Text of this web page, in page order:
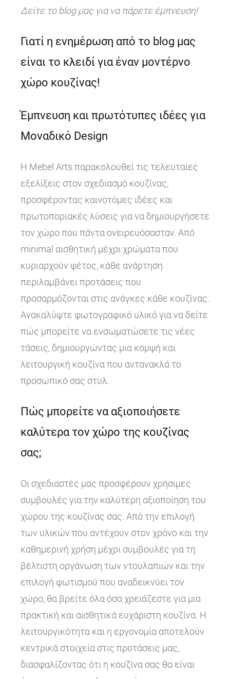
Δείτε το blog μας για να πάρετε έμπνευση!
Γιατί η ενημέρωση από το blog μας
είναι το κλειδί για έναν μοντέρνο
χώρο κουζίνας!
Έμπνευση και πρωτότυπες ιδέες για
Μοναδικό Design
Η Mebel Arts παρακολουθεί τις τελευταίες
εξελίξεις στον σχεδιασμό κουζίνας,
προσφέροντας καινοτόμες ιδέες και
πρωτοποριακές λύσεις για να δημιουργήσετε
τον χώρο που πάντα ονειρευόσασταν. Από
minimal αισθητική μέχρι χρώματα που
κυριαρχούν φέτος, κάθε ανάρτηση
περιλαμβάνει προτάσεις που
προσαρμόζονται στις ανάγκες κάθε κουζίνας.
Ανακαλύψτε φωτογραφικό υλικό για να δείτε
πώς μπορείτε να ενσωματώσετε τις νέες
τάσεις, δημιουργώντας μια κομψή και
λειτουργική κουζίνα που αντανακλά το
προσωπικό σας στυλ.
Πώς μπορείτε να αξιοποιήσετε
καλύτερα τον χώρο της κουζίνας
σας;
Οι σχεδιαστές μας προσφέρουν χρήσιμες
συμβουλές για την καλύτερη αξιοποίηση του
χώρου της κουζίνας σας. Από την επιλογή
των υλικών που αντέχουν στον χρόνο και την
καθημερινή χρήση μέχρι συμβουλές για τη
βέλτιστη οργάνωση των ντουλαπιών και την
επιλογή φωτισμού που αναδεικνύει τον
χώρο, θα βρείτε όλα όσα χρειάζεστε για μια
πρακτική και αισθητικά ευχάριστη κουζίνα. Η
λειτουργικότητα και η εργονομία αποτελούν
κεντρικά στοιχεία στις προτάσεις μας,
διασφαλίζοντας ότι η κουζίνα σας θα είναι